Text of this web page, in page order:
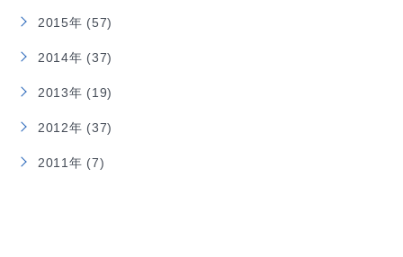
2015年 (57)
2014年 (37)
2013年 (19)
2012年 (37)
2011年 (7)